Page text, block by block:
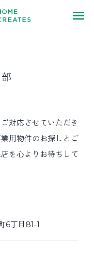
対応させていただき
用物件のお探しとご
を心よりお待ちして
6丁目81-1